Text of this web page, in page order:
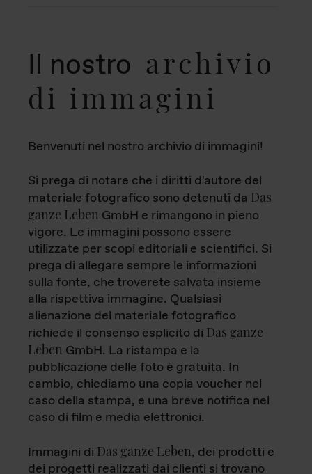
Il nostro archivio
di immagini
Benvenuti nel nostro archivio di immagini!
Si prega di notare che i diritti d'autore del
materiale fotografico sono detenuti da Das
ganze Leben GmbH e rimangono in pieno
vigore. Le immagini possono essere
utilizzate per scopi editoriali e scientifici. Si
prega di allegare sempre le informazioni
sulla fonte, che troverete salvata insieme
alla rispettiva immagine. Qualsiasi
alienazione del materiale fotografico
richiede il consenso esplicito di Das ganze
Leben GmbH. La ristampa e la
pubblicazione delle foto è gratuita. In
cambio, chiediamo una copia voucher nel
caso della stampa, e una breve notifica nel
caso di film e media elettronici.
Immagini di Das ganze Leben, dei prodotti e
dei progetti realizzati dai clienti si trovano